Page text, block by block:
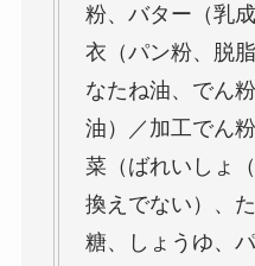
粉、バター（乳
衣（パン粉、脱
なたね油、でん
油）／加工でん
菜（ばれいしょ
換えでない）、
糖、しょうゆ、